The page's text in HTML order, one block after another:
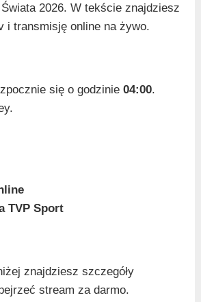
2026. W tekście znajdziesz
i transmisję online na żywo.
się o godzinie 04:00.
TVP Sport
znajdziesz szczegóły
stream za darmo.